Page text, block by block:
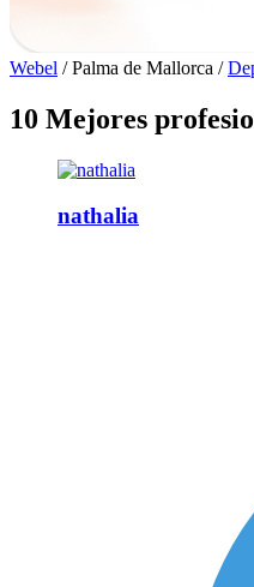
Webel / Palma de Mallorca /
10 Mejores
nathalia